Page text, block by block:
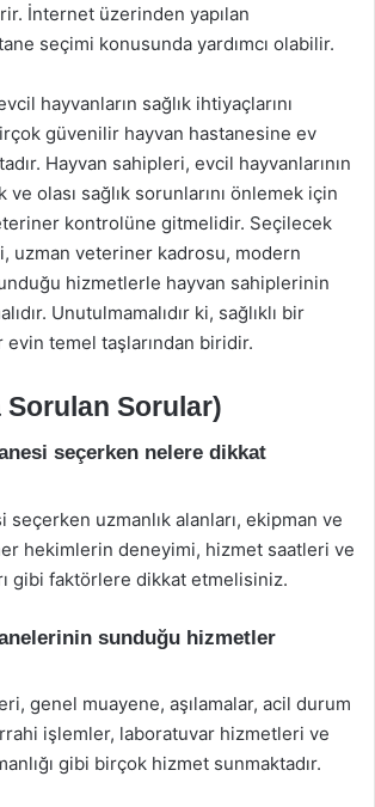
İnternet üzerinden yapılan
seçimi konusunda yardımcı olabilir.
hayvanların sağlık ihtiyaçlarını
güvenilir hayvan hastanesine ev
Hayvan sahipleri, evcil hayvanlarının
ve olası sağlık sorunlarını önlemek için
kontrolüne gitmelidir. Seçilecek
uzman veteriner kadrosu, modern
hizmetlerle hayvan sahiplerinin
Unutulmamalıdır ki, sağlıklı bir
evin temel taşlarından biridir.
Sorulan Sorular)
seçerken nelere dikkat
seçerken uzmanlık alanları, ekipman ve
hekimlerin deneyimi, hizmet saatleri ve
gibi faktörlere dikkat etmelisiniz.
sunduğu hizmetler
genel muayene, aşılamalar, acil durum
işlemler, laboratuvar hizmetleri ve
gibi birçok hizmet sunmaktadır.